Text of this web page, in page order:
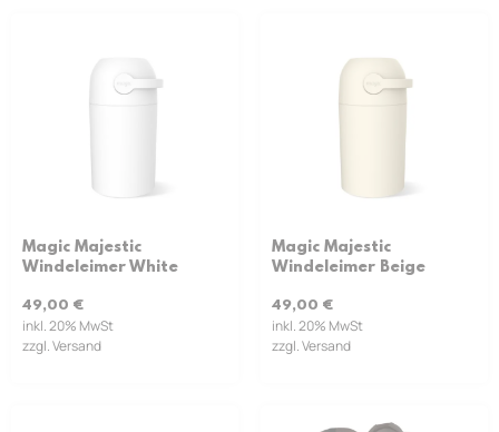
Magic Majestic
Windeleimer White
49,00 €
inkl. 20% MwSt
zzgl. Versand
Magic Majestic
Windeleimer Beige
49,00 €
inkl. 20% MwSt
zzgl. Versand